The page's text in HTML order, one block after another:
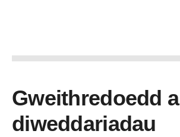
Gweithredoedd a
diweddariadau